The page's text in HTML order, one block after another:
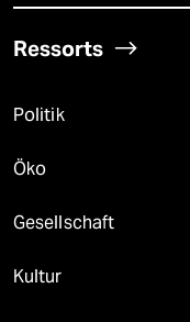
Ressorts
Politik
Öko
Gesellschaft
Kultur